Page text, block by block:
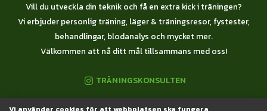
Vill du utveckla din teknik och få en extra kick i träningen?
Vi erbjuder personlig träning, läger & träningsresor, fystester,
behandlingar, blodanalys och mycket mer.
Välkommen att nå ditt mål tillsammans med oss!
TRÄNINGSKONSULTEN